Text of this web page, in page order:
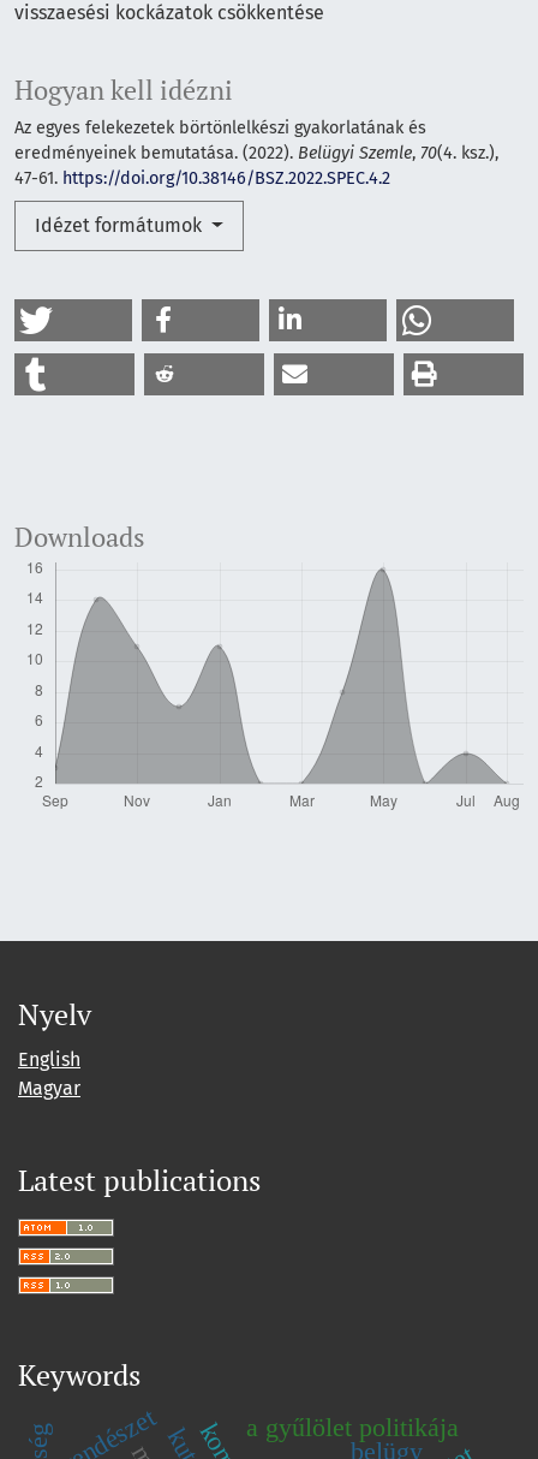
visszaesési kockázatok csökkentése
Hogyan kell idézni
Az egyes felekezetek börtönlelkészi gyakorlatának és
eredményeinek bemutatása. (2022). Belügyi Szemle, 70(4. ksz.),
47-61. https://doi.org/10.38146/BSZ.2022.SPEC.4.2
Idézet formátumok
Downloads
Nyelv
English
Magyar
Latest publications
Keywords
a gyűlölet politikája
rendészet belügy